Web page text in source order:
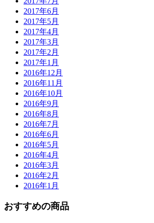
2017年6月
2017年5月
2017年4月
2017年3月
2017年2月
2017年1月
2016年12月
2016年11月
2016年10月
2016年9月
2016年8月
2016年7月
2016年6月
2016年5月
2016年4月
2016年3月
2016年2月
2016年1月
おすすめの商品